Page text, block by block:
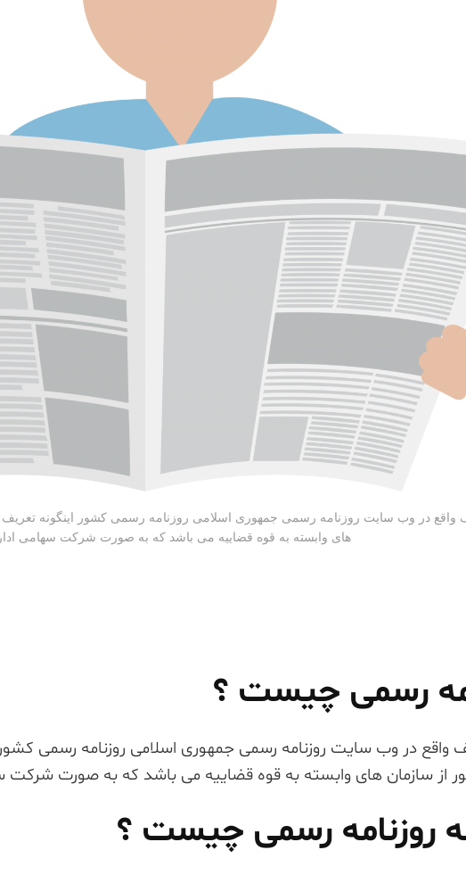
واقع در وب سایت روزنامه رسمی جمهوری اسلامی روزنامه رسمی کشور اینگونه
های وابسته به قوه قضاییه می باشد که به صورت شرکت سهامی
رسمی چیست ؟
واقع در وب سایت روزنامه رسمی جمهوری اسلامی روزنامه رسمی
از سازمان های وابسته به قوه قضاییه می باشد که به صورت شرکت
روزنامه رسمی چیست ؟